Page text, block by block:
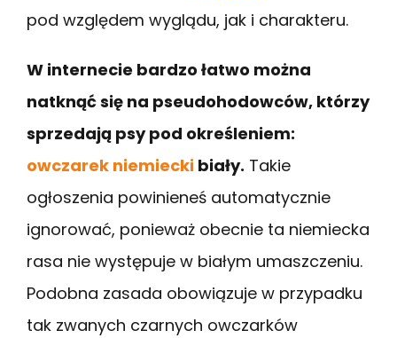
pod względem wyglądu, jak i charakteru.
W internecie bardzo łatwo można
natknąć się na pseudohodowców, którzy
sprzedają psy pod określeniem:
owczarek niemiecki biały. Takie
ogłoszenia powinieneś automatycznie
ignorować, ponieważ obecnie ta niemiecka
rasa nie występuje w białym umaszczeniu.
Podobna zasada obowiązuje w przypadku
tak zwanych czarnych owczarków